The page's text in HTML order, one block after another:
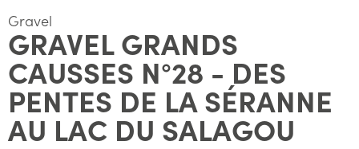
Gravel
GRAVEL GRANDS
CAUSSES N°28 - DES
PENTES DE LA SÉRANNE
AU LAC DU SALAGOU